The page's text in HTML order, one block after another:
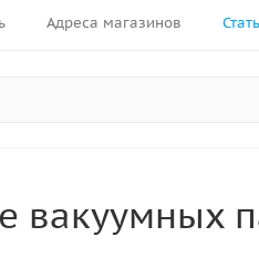
Адреса магазинов
вакуумных